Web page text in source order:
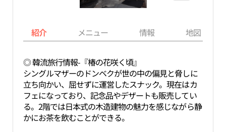
紹介 メニュー 情報 地図
◎ 韓流旅行情報-『椿の花咲く頃』
シングルマザーのドンベクが世の中の偏見と脅しに
立ち向かい、屈せずに運営したスナック。現在はカ
フェになっており、記念品やデザートも販売してい
る。2階では日本式の木造建物の魅力を感じながら静
かにお茶を飲むことができる。